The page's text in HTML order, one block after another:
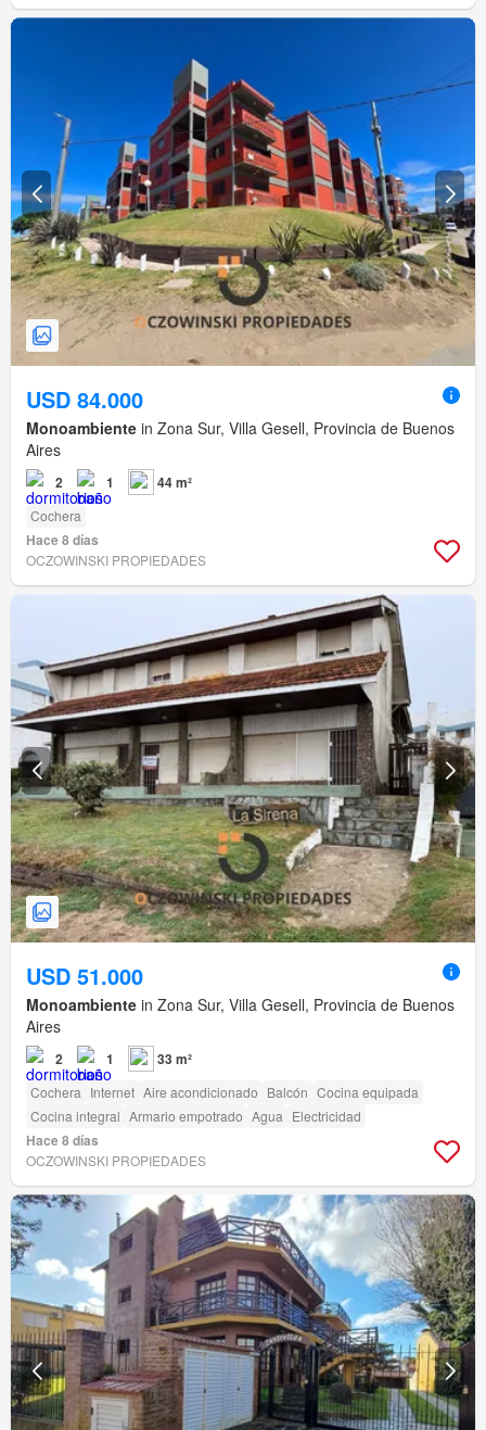
USD 84.000
Monoambiente in Zona Sur, Villa Gesell, Provincia de Buenos
Aires
2 1 44 m²
Cochera
Hace 8 días
OCZOWINSKI PROPIEDADES
USD 51.000
Monoambiente in Zona Sur, Villa Gesell, Provincia de Buenos
Aires
2 1 33 m²
Cochera Internet Aire acondicionado Balcón Cocina equipada
Cocina integral Armario empotrado Agua Electricidad
Hace 8 días
OCZOWINSKI PROPIEDADES